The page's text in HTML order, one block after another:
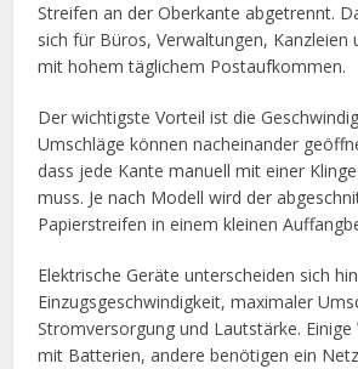
Streifen an der Oberkante abgetrennt.
sich für Büros, Verwaltungen, Kanzleien
mit hohem täglichem Postaufkommen.
Der wichtigste Vorteil ist die
Umschläge können nacheinander
dass jede Kante manuell mit einer
muss. Je nach Modell wird der
Papierstreifen in einem kleinen
Elektrische Geräte unterscheiden sich
Einzugsgeschwindigkeit, maximaler
Stromversorgung und Lautstärke.
mit Batterien, andere benötigen ein